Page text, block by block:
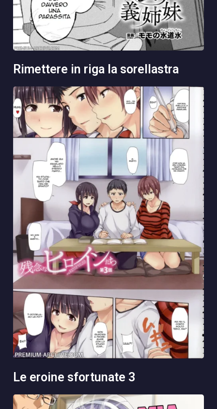
rimettere in riga la sorellastra
le eroine sfortunate 3